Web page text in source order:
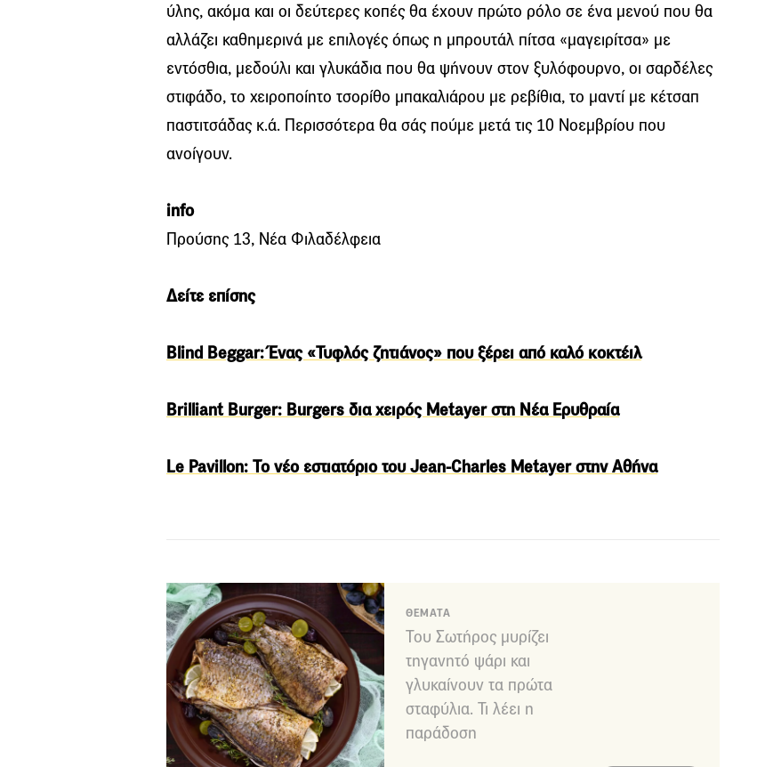
ύλης, ακόμα και οι δεύτερες κοπές θα έχουν πρώτο ρόλο σε ένα μενού που θα
αλλάζει καθημερινά με επιλογές όπως η μπρουτάλ πίτσα «μαγειρίτσα» με
εντόσθια, μεδούλι και γλυκάδια που θα ψήνουν στον ξυλόφουρνο, οι σαρδέλες
στιφάδο, το χειροποίητο τσορίθο μπακαλιάρου με ρεβίθια, το μαντί με κέτσαπ
παστιτσάδας κ.ά. Περισσότερα θα σάς πούμε μετά τις 10 Νοεμβρίου που
ανοίγουν.
info
Προύσης 13, Νέα Φιλαδέλφεια
Δείτε επίσης
Blind Beggar: Ένας «Τυφλός ζητιάνος» που ξέρει από καλό κοκτέιλ
Brilliant Βurger: Burgers δια χειρός Metayer στη Νέα Ερυθραία
Le Pavillon: Το νέο εστιατόριο του Jean-Charles Metayer στην Αθήνα
ΘΕΜΑΤΑ
Του Σωτήρος μυρίζει
τηγανητό ψάρι και
γλυκαίνουν τα πρώτα
σταφύλια. Τι λέει η
παράδοση